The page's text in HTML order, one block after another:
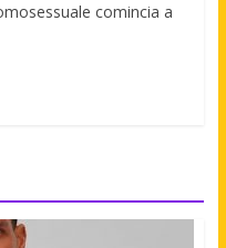
comincia a